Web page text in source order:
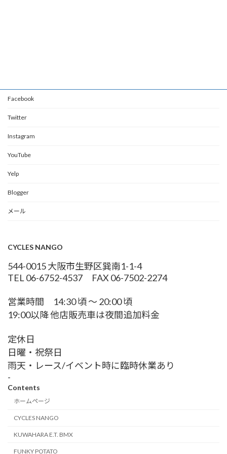
Facebook
Twitter
Instagram
YouTube
Yelp
Blogger
メール
CYCLES NANGO
544-0015 大阪市生野区巽南1-1-4
TEL 06-6752-4537 FAX 06-7502-2274
営業時間 14:30 頃 〜 20:00 頃
19:00以降 他店販売車は夜間追加料金
定休日
日曜・祝祭日
雨天・レース/イベント時に臨時休業あり
-
Contents
ホームページ
CYCLES NANGO
KUWAHARA E.T. BMX
FUNKY POTATO